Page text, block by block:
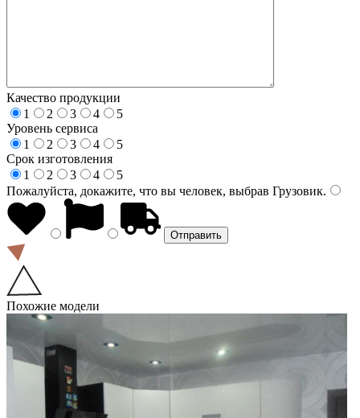
Качество продукции
1
2 3 4
5
Уровень сервиса
1
2 3 4
5
Срок изготовления
1
2 3 4
5
Пожалуйста, докажите, что вы человек, выбрав Грузовик.
Похожие модели